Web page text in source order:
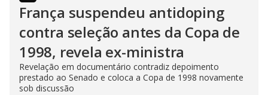
França suspendeu antidoping
contra seleção antes da Copa de
1998, revela ex-ministra
Revelação em documentário contradiz depoimento
prestado ao Senado e coloca a Copa de 1998 novamente
sob discussão